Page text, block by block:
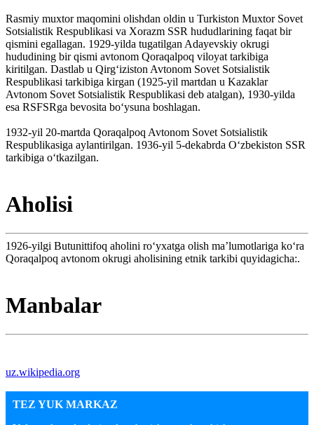
Rasmiy muxtor maqomini olishdan oldin u Turkiston Muxtor Sovet
Sotsialistik Respublikasi va Xorazm SSR hududlarining faqat bir
qismini egallagan. 1929-yilda tugatilgan Adayevskiy okrugi
hududining bir qismi avtonom Qoraqalpoq viloyat tarkibiga
kiritilgan. Dastlab u Qirgʻiziston Avtonom Sovet Sotsialistik
Respublikasi tarkibiga kirgan (1925-yil martdan u Kazaklar
Avtonom Sovet Sotsialistik Respublikasi deb atalgan), 1930-yilda
esa RSFSRga bevosita boʻysuna boshlagan.
1932-yil 20-martda Qoraqalpoq Avtonom Sovet Sotsialistik
Respublikasiga aylantirilgan. 1936-yil 5-dekabrda Oʻzbekiston SSR
tarkibiga oʻtkazilgan.
Aholisi
1926-yilgi Butunittifoq aholini roʻyxatga olish maʼlumotlariga koʻra
Qoraqalpoq avtonom okrugi aholisining etnik tarkibi quyidagicha:.
Manbalar
uz.wikipedia.org
TEZ YUK MARKAZ